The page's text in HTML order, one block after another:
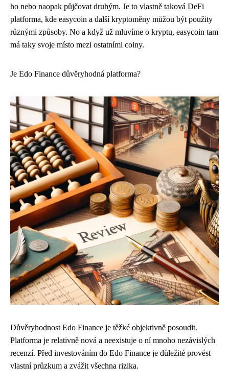
ho nebo naopak půjčovat druhým. Je to vlastně taková DeFi
platforma, kde easycoin a další kryptoměny můžou být použity
různými způsoby. No a když už mluvíme o kryptu, easycoin tam
má taky svoje místo mezi ostatními coiny.
Je Edo Finance důvěryhodná platforma?
Důvěryhodnost Edo Finance je těžké objektivně posoudit.
Platforma je relativně nová a neexistuje o ní mnoho nezávislých
recenzí. Před investováním do Edo Finance je důležité provést
vlastní průzkum a zvážit všechna rizika.